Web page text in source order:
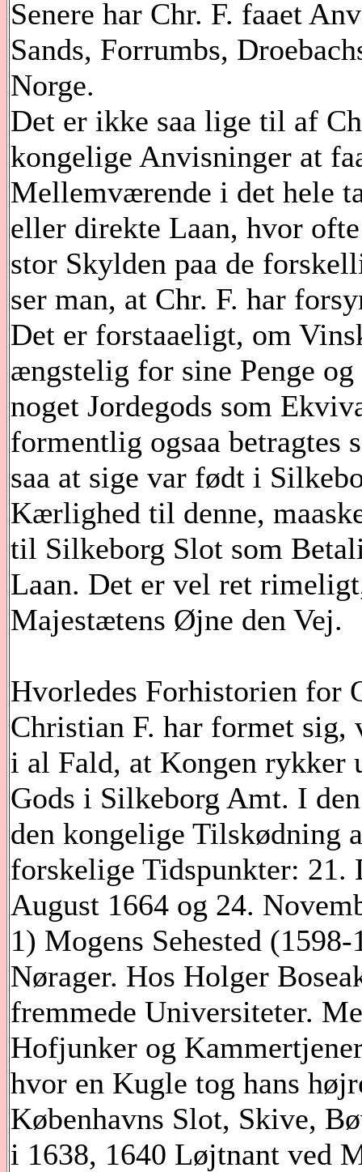
Senere har Chr. F. faaet
Sands, Forrumbs,
Norge.
Det er ikke saa lige til af
kongelige Anvisninger at
Mellemværende i det hele
eller direkte Laan, hvor
stor Skylden paa de
ser man, at Chr. F. har
Det er forstaaeligt, om
ængstelig for sine Penge
noget Jordegods som
formentlig ogsaa betragtes
saa at sige var født i
Kærlighed til denne,
til Silkeborg Slot som
Laan. Det er vel ret
Majestætens Øjne den Vej.
Hvorledes Forhistorien for
Christian F. har formet
i al Fald, at Kongen rykker
Gods i Silkeborg Amt. I
den kongelige Tilskødning
forskelige Tidspunkter: 21.
August 1664 og 24.
1) Mogens Sehested
Nørager. Hos Holger
fremmede Universiteter.
Hofjunker og
hvor en Kugle tog hans
Københavns Slot, Skive,
i 1638, 1640 Løjtnant ved